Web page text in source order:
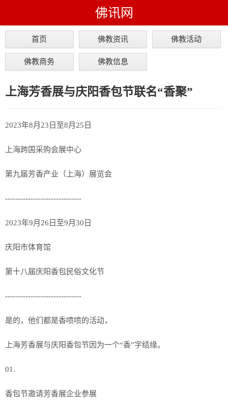
佛讯网
首页 佛教资讯 佛教活动
佛教商务 佛教信息
上海芳香展与庆阳香包节联名“香聚”
2023年8月23日至8月25日
上海跨国采购会展中心
第九届芳香产业（上海）展览会
------------------------------
2023年9月26日至9月30日
庆阳市体育馆
第十八届庆阳香包民俗文化节
------------------------------
是的，他们都是香喷喷的活动，
上海芳香展与庆阳香包节因为一个“香”字结缘。
01.
香包节邀请芳香展企业参展